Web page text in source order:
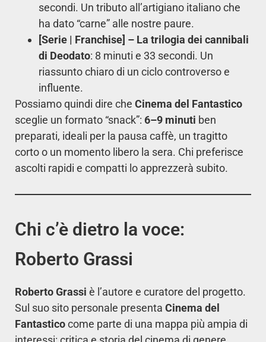
secondi. Un tributo all’artigiano italiano che
ha dato “carne” alle nostre paure.
[Serie | Franchise] – La trilogia dei cannibali
di Deodato: 8 minuti e 33 secondi. Un
riassunto chiaro di un ciclo controverso e
influente.
Possiamo quindi dire che Cinema del Fantastico
sceglie un formato “snack”: 6–9 minuti ben
preparati, ideali per la pausa caffè, un tragitto
corto o un momento libero la sera. Chi preferisce
ascolti rapidi e compatti lo apprezzerà subito.
Chi c’è dietro la voce:
Roberto Grassi
Roberto Grassi è l’autore e curatore del progetto.
Sul suo sito personale presenta Cinema del
Fantasticocome parte di una mappa più ampia di